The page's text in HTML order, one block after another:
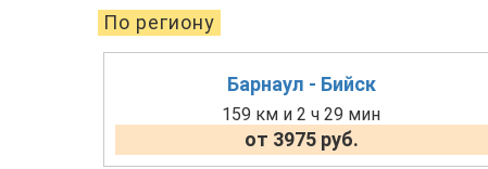
По региону
Барнаул - Бийск
159 км и 2 ч 29 мин
от 3975 руб.